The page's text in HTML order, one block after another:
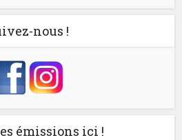
nous !
émissions ici !